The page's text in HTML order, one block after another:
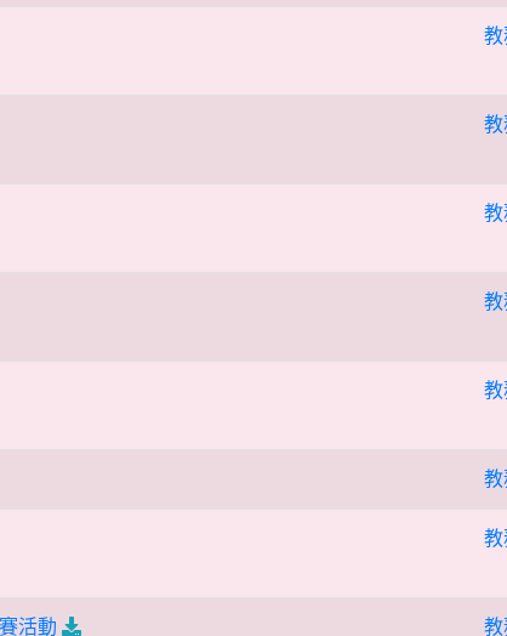
教
教
教
教
教
教
教
活動 教